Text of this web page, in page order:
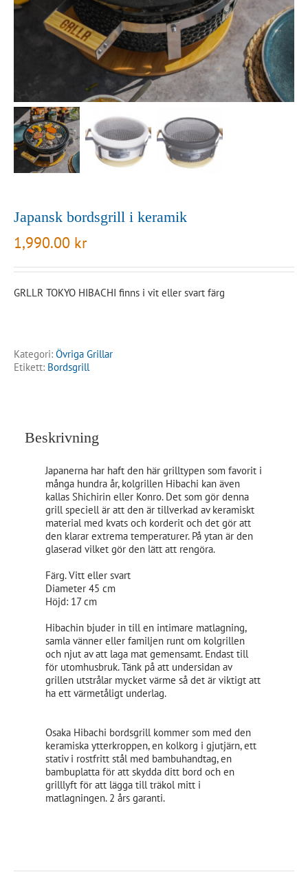
Japansk bordsgrill i keramik
1,990.00 kr
GRLLR TOKYO HIBACHI finns i vit eller svart färg
Kategori: Övriga Grillar
Etikett: Bordsgrill
Beskrivning
Japanerna har haft den här grilltypen som favorit i
många hundra år, kolgrillen Hibachi kan även
kallas Shichirin eller Konro. Det som gör denna
grill speciell är att den är tillverkad av keramiskt
material med kvats och korderit och det gör att
den klarar extrema temperaturer. På ytan är den
glaserad vilket gör den lätt att rengöra.
Färg. Vitt eller svart
Diameter 45 cm
Höjd: 17 cm
Hibachin bjuder in till en intimare matlagning,
samla vänner eller familjen runt om kolgrillen
och njut av att laga mat gemensamt. Endast till
för utomhusbruk. Tänk på att undersidan av
grillen utstrålar mycket värme så det är viktigt att
ha ett värmetåligt underlag.
Osaka Hibachi bordsgrill kommer som med den
keramiska ytterkroppen, en kolkorg i gjutjärn, ett
stativ i rostfritt stål med bambuhandtag, en
bambuplatta för att skydda ditt bord och en
grilllyft för att lägga till träkol mitt i
matlagningen. 2 års garanti.